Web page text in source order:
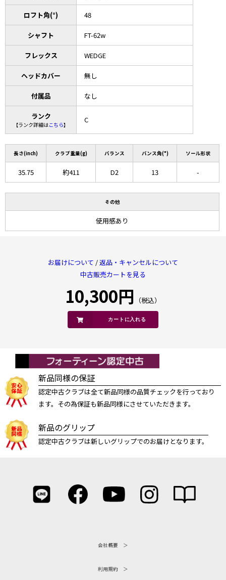
ロフト角(°) 48
シャフト FT-62w
フレックス WEDGE
ヘッドカバー 無し
付属品 なし
ランク
【ランク詳細はこちら】
C
長さ(inch) クラブ重量(g) バランス バンス角(°) ソール形状
35.75 約411 D2 13 -
その他
使用感あり
お届けについて /返品・キャンセルについて
中古販売カートを見る
10,300円 （税込）
カートに入れる
新品同様の保証
認定中古クラブは全て新品同様の品質チェックを行っており
ます。その為保証も新品同様にさせていただきます。
新品のグリップ
認定中古クラブは新しいグリップでのお届けとなります。
会社概要
利用規約